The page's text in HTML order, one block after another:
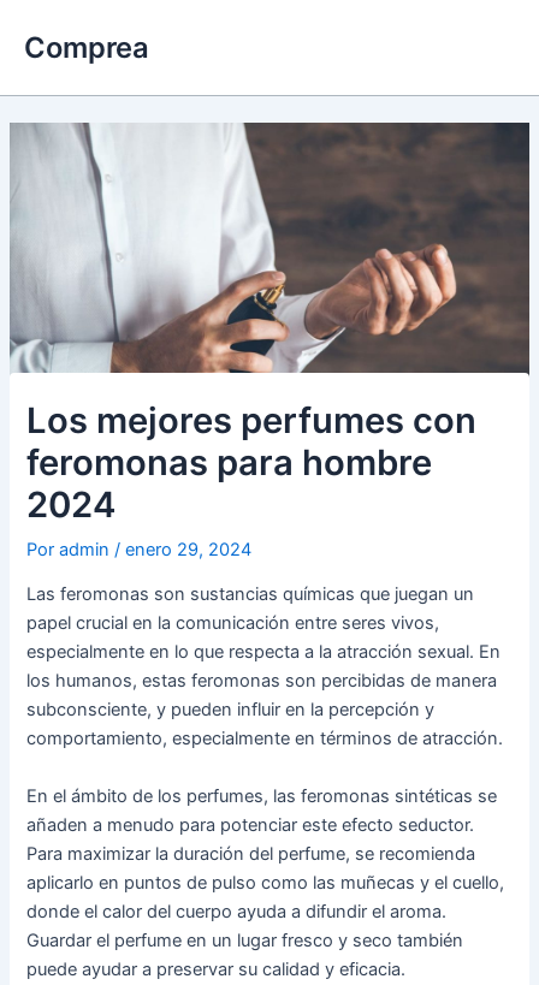
Comprea
Los mejores perfumes con
feromonas para hombre
2024
Poradmin/enero 29, 2024
Las feromonas son sustancias químicas que juegan un
papel crucial en la comunicación entre seres vivos,
especialmente en lo que respecta a la atracción sexual. En
los humanos, estas feromonas son percibidas de manera
subconsciente, y pueden influir en la percepción y
comportamiento, especialmente en términos de atracción.
En el ámbito de los perfumes, las feromonas sintéticas se
añaden a menudo para potenciar este efecto seductor.
Para maximizar la duración del perfume, se recomienda
aplicarlo en puntos de pulso como las muñecas y el cuello,
donde el calor del cuerpo ayuda a difundir el aroma.
Guardar el perfume en un lugar fresco y seco también
puede ayudar a preservar su calidad y eficacia.